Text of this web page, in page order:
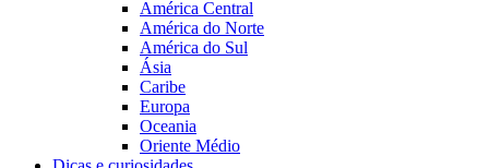
América Central
América do Norte
América do Sul
Ásia
Caribe
Europa
Oceania
Oriente Médio